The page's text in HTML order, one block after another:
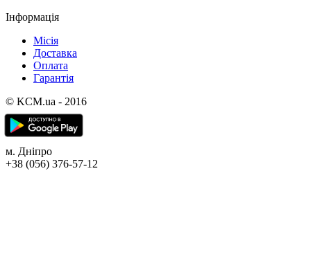
Інформація
Місія
Доставка
Оплата
Гарантія
© KCM.ua - 2016
м. Дніпро
+38 (056) 376-57-12